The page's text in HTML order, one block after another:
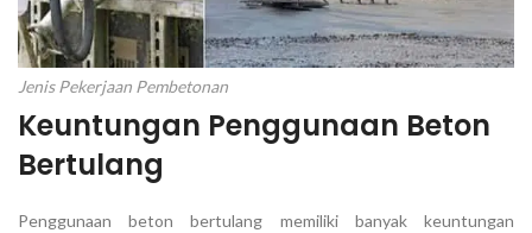
Jenis Pekerjaan Pembetonan
Keuntungan Penggunaan Beton
Bertulang
Penggunaan beton bertulang memiliki banyak keuntungan